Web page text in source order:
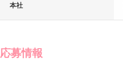
本社
応募情報